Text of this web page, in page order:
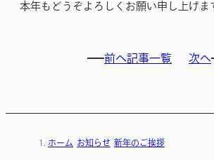
本年もどうぞよろしくお願い申し上げま
前へ記事一覧 次へ
ホーム お知らせ 新年のご挨拶